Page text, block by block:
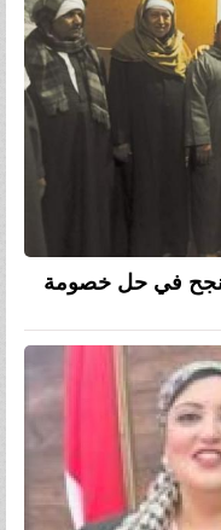
ينجح في حل خصومة